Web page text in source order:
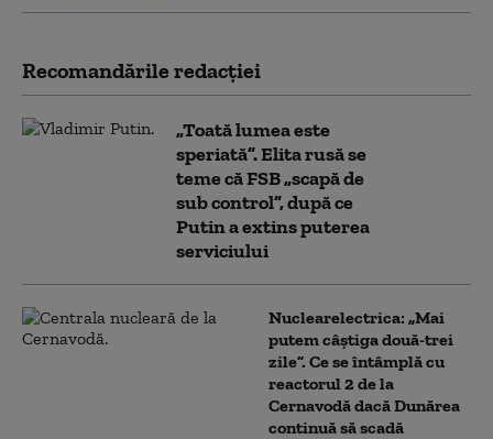
Recomandările redacţiei
„Toată lumea este
speriată”. Elita rusă se
teme că FSB „scapă de
sub control”, după ce
Putin a extins puterea
serviciului
Nuclearelectrica: „Mai
putem câștiga două-trei
zile”. Ce se întâmplă cu
reactorul 2 de la
Cernavodă dacă Dunărea
continuă să scadă